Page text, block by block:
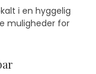
i en hyggelig
muligheder for